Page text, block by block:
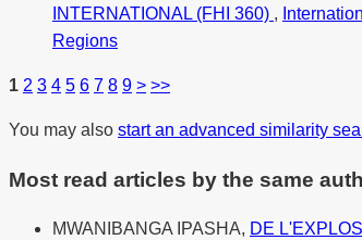
INTERNATIONAL (FHI 360) ,
Regions
1 2 3 4 5 6 7 8 9 > >>
You may also start an advanced similarity
Most read articles by the same
MWANIBANGA IPASHA, DE